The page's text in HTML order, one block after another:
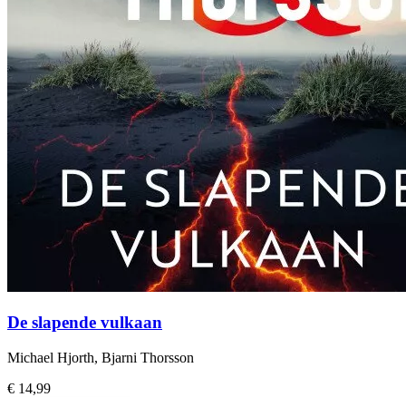
De slapende vulkaan
Michael Hjorth, Bjarni Thorsson
€ 14,99